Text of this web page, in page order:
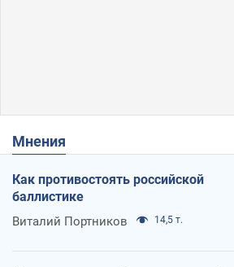
Мнения
Как противостоять российской
баллистике
Виталий Портников 14,5 т.